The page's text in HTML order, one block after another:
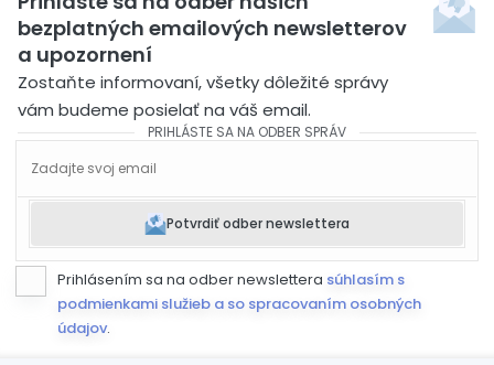
bezplatných emailových newsletterov
a upozornení
Zostaňte informovaní, všetky dôležité správy
vám budeme posielať na váš email.
PRIHLÁSTE SA NA ODBER SPRÁV
Potvrdiť odber newslettera
Prihlásením sa na odber newslettera súhlasím s
podmienkami služieb a so spracovaním osobných
údajov.